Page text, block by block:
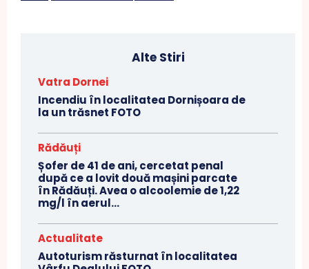
Alte Stiri
Vatra Dornei
Incendiu în localitatea Dornișoara de
la un trăsnet FOTO
Rădăuți
Șofer de 41 de ani, cercetat penal
după ce a lovit două mașini parcate
în Rădăuți. Avea o alcoolemie de 1,22
mg/l în aerul...
Actualitate
Autoturism răsturnat în localitatea